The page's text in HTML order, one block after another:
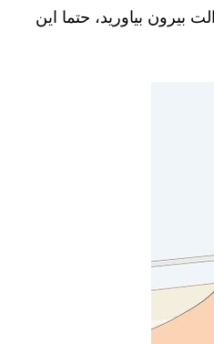
بیرون بیاورید، حتما این